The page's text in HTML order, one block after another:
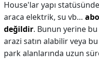
House'lar yapı
araca elektrik, su vb…
değildir. Bunun yerine
arazi satın alabilir veya
park alanlarında uzun